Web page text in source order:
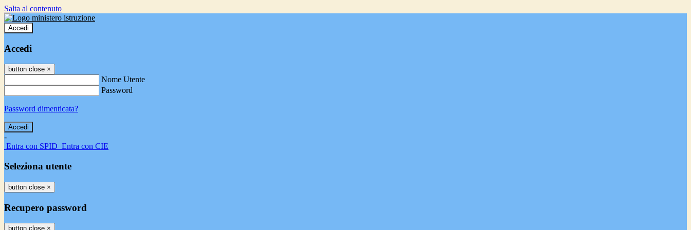
Salta al contenuto
Accedi
Accedi
button close ×
Nome Utente
Password
Password dimenticata?
-
Entra con SPID Entra con CIE
Seleziona utente
button close ×
Recupero password
button close ×